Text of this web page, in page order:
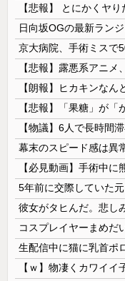
【悲報】露悪系アニメ
【悲報】「果糖」が「
幕末のスピード感は異
コスプレイヤーまめだ
【ｗ】物凄くカワイイ